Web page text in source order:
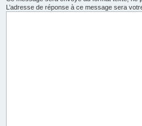
L’adresse de réponse à ce message sera